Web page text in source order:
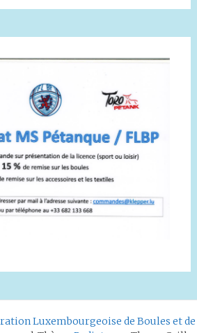
Luxembourgeoise de Boules et de